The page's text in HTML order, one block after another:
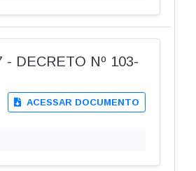
- DECRETO Nº 103-
ACESSAR DOCUMENTO